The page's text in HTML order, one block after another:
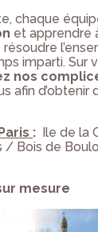
chaque
et apprendre
imparti. Sur
nos
afin d’obtenir
: Ile de la
/ Bois de
mesure